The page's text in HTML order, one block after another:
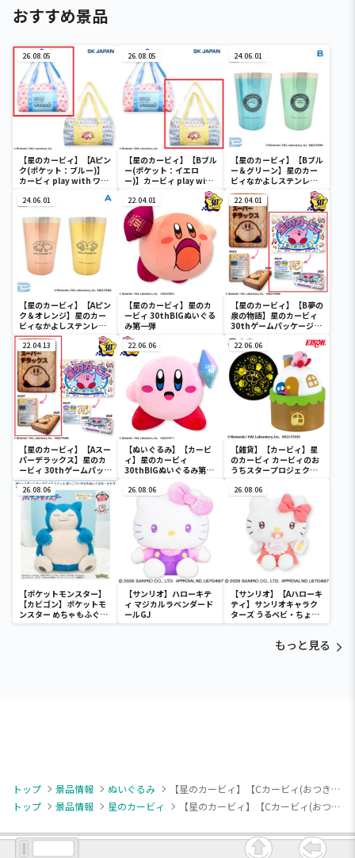
おすすめ景品
26.08.05
【星のカービィ】【Aピン
ク(ポケット：ブルー)】
カービィ play with ワド
26.08.05
【星のカービィ】【Bブル
ー(ポケット：イエロ
ー)】カービィ play with
ワドルディ ボストンバッ
グ
24.06.01
【星のカービィ】【Bブル
ー＆グリーン】星のカー
ビィなかよしステンレス
ペアタンブラー
24.06.01
【星のカービィ】【Aピン
ク＆オレンジ】星のカー
ビィなかよしステンレス
ペアタンブラー
22.04.01
【星のカービィ】星のカ
ービィ 30thBIGぬいぐる
み第一弾
22.04.01
【星のカービィ】【B夢の
泉の物語】星のカービィ
30thゲームパッケージク
ッション
22.04.13
【星のカービィ】【Aスー
パーデラックス】星のカ
ービィ 30thゲームパッケ
ージクッション
22.06.06
【ぬいぐるみ】【カービ
ィ】星のカービィ
30thBIGぬいぐるみ第二
22.06.06
【雑貨】【カービィ】星
のカービィ カービィのお
うちスタープロジェクタ
26.08.06
【ポケットモンスター】
【カビゴン】ポケットモ
ンスター めちゃもふぐっ
と ほっこりいやされぬい
26.08.06
【サンリオ】ハローキテ
ィ マジカルラベンダード
ールGJ
26.08.06
【サンリオ】【Aハローキ
ティ】サンリオキャラク
ターズ うるベビ・ちょい
デカドール
もっと見る
トップ 景品情報 ぬいぐるみ
【星のカービィ】【Cカービィ(おつきさま)】星のカービィ おそらをまんきつminiぬいぐるみ
トップ
景品情報 星のカービィ 【星のカービィ】【Cカービィ(おつきさま)】星のカービィ おそらをまんきつminiぬいぐるみ